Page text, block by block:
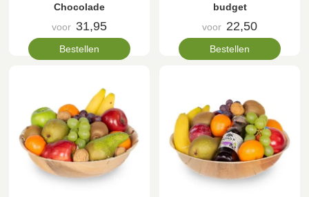
Chocolade
voor 31,95
Bestellen
budget
voor 22,50
Bestellen